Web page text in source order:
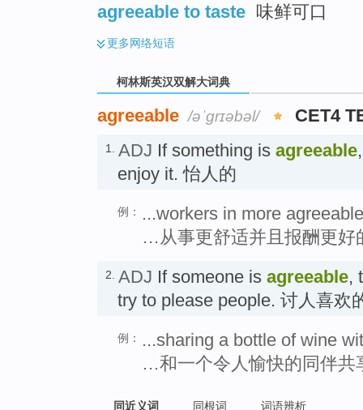
agreeable to taste 味鲜可口
更多网络短语
柯林斯英汉双解大词典
agreeable /əˈɡrɪəbəl/ CET4
1. ADJ If something is agreeable
enjoy it. 怡人的
例：
...workers in more
…从事更舒适并且报酬更好
2. ADJ If someone is agreeable,
try to please people. 讨人喜欢
例：
...sharing a bottle of wine
…和一个令人愉快的同伴共
同近义词 同根词 词语辨析